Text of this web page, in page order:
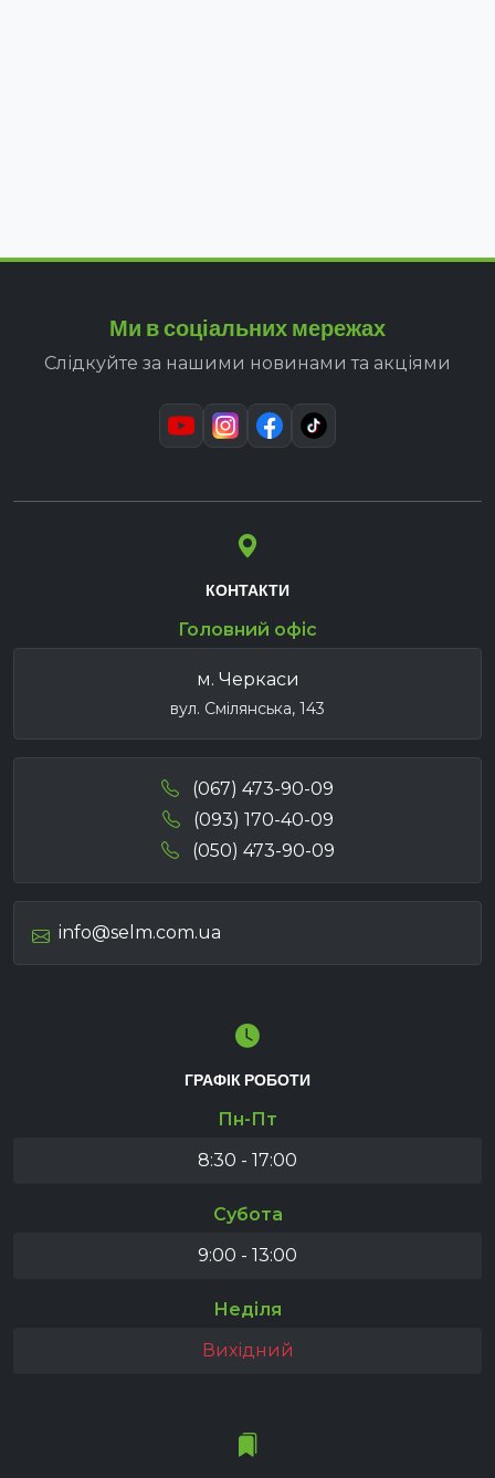
Ми в соціальних мережах
Слідкуйте за нашими новинами та акціями
КОНТАКТИ
Головний офіс
м. Черкаси
вул. Смілянська, 143
(067) 473-90-09
(093) 170-40-09
(050) 473-90-09
info@selm.com.ua
ГРАФІК РОБОТИ
Пн-Пт
8:30 - 17:00
Субота
9:00 - 13:00
Неділя
Вихідний